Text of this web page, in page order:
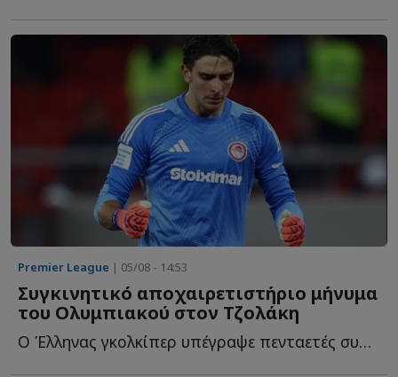
Premier League | 05/08 - 14:53
Συγκινητικό αποχαιρετιστήριο μήνυμα
του Ολυμπιακού στον Τζολάκη
Ο Έλληνας γκολκίπερ υπέγραψε πενταετές συμβόλαιο συνεργασίας μ...